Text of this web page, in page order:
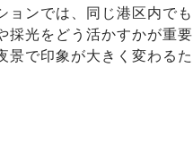
ョンでは、同じ港区内で
採光をどう活かすかが重
で印象が大きく変わる